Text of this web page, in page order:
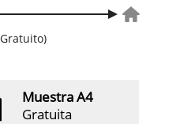
Muestra A4
Gratuita